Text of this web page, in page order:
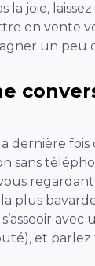
la joie,
en vente
un peu
dernière fois
sans
regardant
plus
avec
et